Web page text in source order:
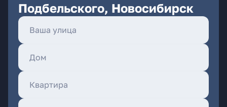
Подбельского, Новосибирск